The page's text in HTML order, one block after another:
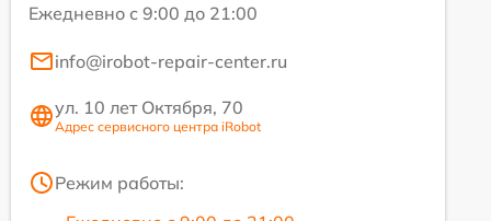
Ежедневно с 9:00 до 21:00
info@irobot-repair-center.ru
ул. 10 лет Октября, 70
Адрес сервисного центра iRobot
Режим работы: